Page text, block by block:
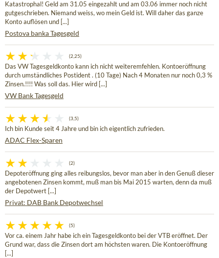
Katastrophal! Geld am 31.05 eingezahlt und am 03.06 immer noch nicht
gutgeschrieben. Niemand weiss, wo mein Geld ist. Will daher das ganze
Konto auflösen und [...]
Postova banka Tagesgeld
(2,25)
Das VW Tagesgeldkonto kann ich nicht weiteremfehlen. Kontoeröffnung
durch umständliches Postident . (10 Tage) Nach 4 Monaten nur noch 0,3 %
Zinsen.!!!! Was soll das. Hier wird [...]
VW Bank Tagesgeld
(3,5)
Ich bin Kunde seit 4 Jahre und bin ich eigentlich zufrieden.
ADAC Flex-Sparen
(2)
Depoteröffnung ging alles reibungslos, bevor man aber in den Genuß dieser
angebotenen Zinsen kommt, muß man bis Mai 2015 warten, denn da muß
der Depotwert [...]
Privat: DAB Bank Depotwechsel
(5)
Vor ca. einem Jahr habe ich ein Tagesgeldkonto bei der VTB eröffnet. Der
Grund war, dass die Zinsen dort am höchsten waren. Die Kontoeröffnung
[...]